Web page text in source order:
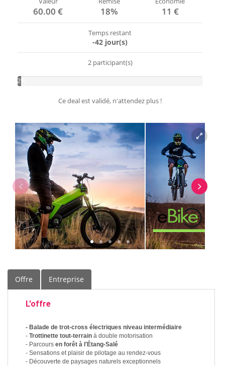
60.00 € 18% 11 €
Temps restant
-42 jour(s)
2 participant(s)
2%
Ce deal est validé, n'attendez plus !
Offre Entreprise
L'offre
- Balade de trot-cross électriques niveau intermédiaire
- Trottinette tout-terrain à double motorisation
- Parcours en forêt à l'Étang-Salé
- Sensations et plaisir de pilotage au rendez-vous
- Découverte de paysages naturels exceptionnels